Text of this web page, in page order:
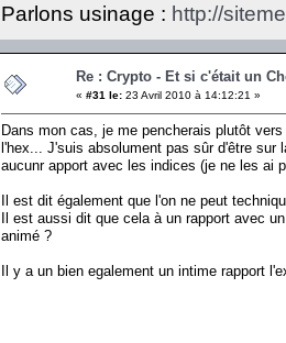
Parlons usinage : http://
Re : Crypto - Et si c'était un
« #31 le: 23 Avril 2010 à 14:12:21 »
Dans mon cas, je me pencherais plutôt
l'hex... J'suis absolument pas sûr d'être
aucunr apport avec les indices (je ne les ai
Il est dit également que l'on ne peut
Il est aussi dit que cela à un rapport avec
animé ?
Il y a un bien egalement un intime rapport